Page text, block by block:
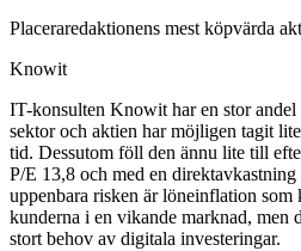
Placeraredaktionens mest köpvärda
Knowit
IT-konsulten Knowit har en stor
sektor och aktien har möjligen tagit
tid. Dessutom föll den ännu lite till
P/E 13,8 och med en
uppenbara risken är löneinflation
kunderna i en vikande marknad, men
stort behov av digitala investeringar.